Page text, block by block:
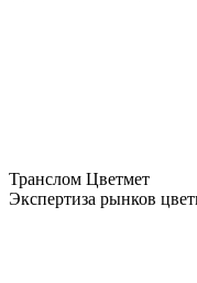
Транслом Цветмет
Экспертиза рынков